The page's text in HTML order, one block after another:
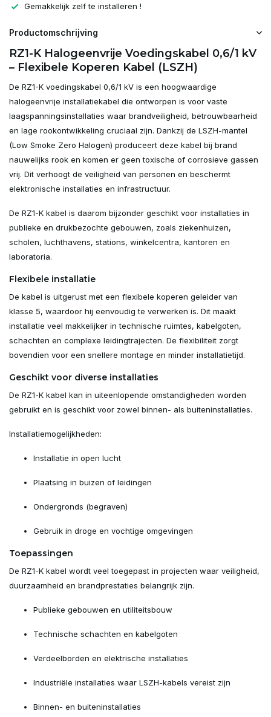
Gemakkelijk zelf te installeren !
Productomschrijving
RZ1-K Halogeenvrije Voedingskabel 0,6/1 kV
– Flexibele Koperen Kabel (LSZH)
De RZ1-K voedingskabel 0,6/1 kV is een hoogwaardige
halogeenvrije installatiekabel die ontworpen is voor vaste
laagspanningsinstallaties waar brandveiligheid, betrouwbaarheid
en lage rookontwikkeling cruciaal zijn. Dankzij de LSZH-mantel
(Low Smoke Zero Halogen) produceert deze kabel bij brand
nauwelijks rook en komen er geen toxische of corrosieve gassen
vrij. Dit verhoogt de veiligheid van personen en beschermt
elektronische installaties en infrastructuur.
De RZ1-K kabel is daarom bijzonder geschikt voor installaties in
publieke en drukbezochte gebouwen, zoals ziekenhuizen,
scholen, luchthavens, stations, winkelcentra, kantoren en
laboratoria.
Flexibele installatie
De kabel is uitgerust met een flexibele koperen geleider van
klasse 5, waardoor hij eenvoudig te verwerken is. Dit maakt
installatie veel makkelijker in technische ruimtes, kabelgoten,
schachten en complexe leidingtrajecten. De flexibiliteit zorgt
bovendien voor een snellere montage en minder installatietijd.
Geschikt voor diverse installaties
De RZ1-K kabel kan in uiteenlopende omstandigheden worden
gebruikt en is geschikt voor zowel binnen- als buiteninstallaties.
Installatiemogelijkheden:
Installatie in open lucht
Plaatsing in buizen of leidingen
Ondergronds (begraven)
Gebruik in droge en vochtige omgevingen
Toepassingen
De RZ1-K kabel wordt veel toegepast in projecten waar veiligheid,
duurzaamheid en brandprestaties belangrijk zijn.
Publieke gebouwen en utiliteitsbouw
Technische schachten en kabelgoten
Verdeelborden en elektrische installaties
Industriële installaties waar LSZH-kabels vereist zijn
Binnen- en buiteninstallaties